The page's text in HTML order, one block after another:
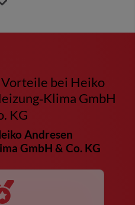
Vorteile bei Heiko
GmbH
KG
Andresen
GmbH & Co. KG